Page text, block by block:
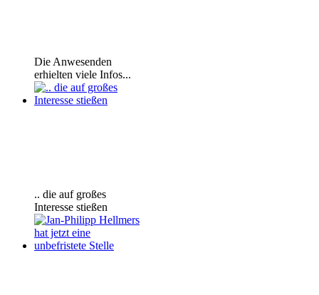
Die Anwesenden
erhielten viele Infos...
.. die auf großes
Interesse stießen